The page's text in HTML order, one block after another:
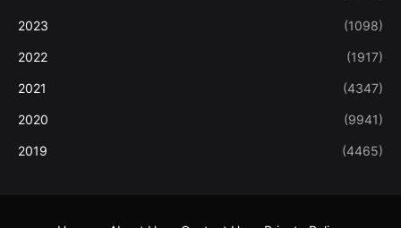
2023 (1098)
2022 (1917)
2021 (4347)
2020 (9941)
2019 (4465)